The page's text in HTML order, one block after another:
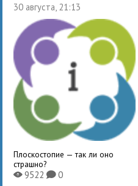
30 августа, 21:13
Плоскостопие — так ли оно
страшно?
X9522K0